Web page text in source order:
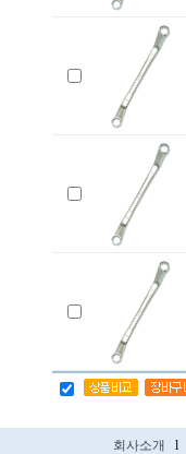
회사소개 l